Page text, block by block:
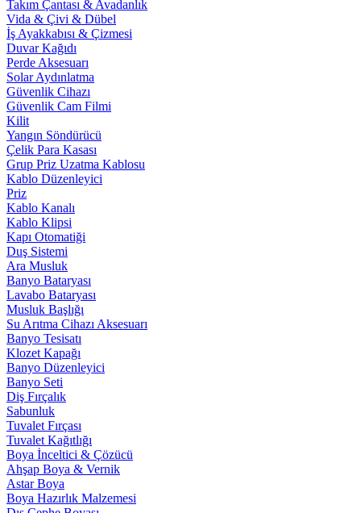
Takım Çantası & Avadanlık
Vida & Çivi & Dübel
İş Ayakkabısı & Çizmesi
Duvar Kağıdı
Perde Aksesuarı
Solar Aydınlatma
Güvenlik Cihazı
Güvenlik Cam Filmi
Kilit
Yangın Söndürücü
Çelik Para Kasası
Grup Priz Uzatma Kablosu
Kablo Düzenleyici
Priz
Kablo Kanalı
Kablo Klipsi
Kapı Otomatiği
Duş Sistemi
Ara Musluk
Banyo Bataryası
Lavabo Bataryası
Musluk Başlığı
Su Arıtma Cihazı Aksesuarı
Banyo Tesisatı
Klozet Kapağı
Banyo Düzenleyici
Banyo Seti
Diş Fırçalık
Sabunluk
Tuvalet Fırçası
Tuvalet Kağıtlığı
Boya İnceltici & Çözücü
Ahşap Boya & Vernik
Astar Boya
Boya Hazırlık Malzemesi